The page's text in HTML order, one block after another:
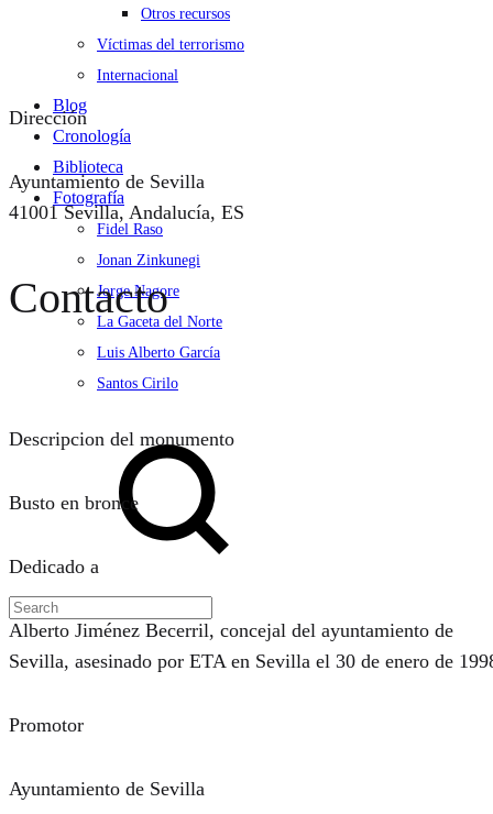
Otros recursos
Víctimas del terrorismo
Internacional
Blog
Cronología
Biblioteca
Fotografía
Fidel Raso
Jonan Zinkunegi
Jorge Nagore
La Gaceta del Norte
Luis Alberto García
Santos Cirilo
Search
Dirección
Ayuntamiento de Sevilla
41001 Sevilla, Andalucía, ES
Contacto
Descripcion del monumento
Busto en bronce
Dedicado a
Alberto Jiménez Becerril, concejal del ayuntamiento de
Sevilla, asesinado por ETA en Sevilla el 30 de enero de
Promotor
Ayuntamiento de Sevilla